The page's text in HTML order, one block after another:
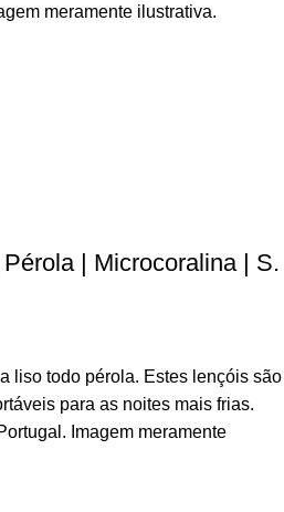
meramente ilustrativa.
| Microcoralina | S.
liso todo pérola. Estes lençóis são
para as noites mais frias.
Imagem meramente